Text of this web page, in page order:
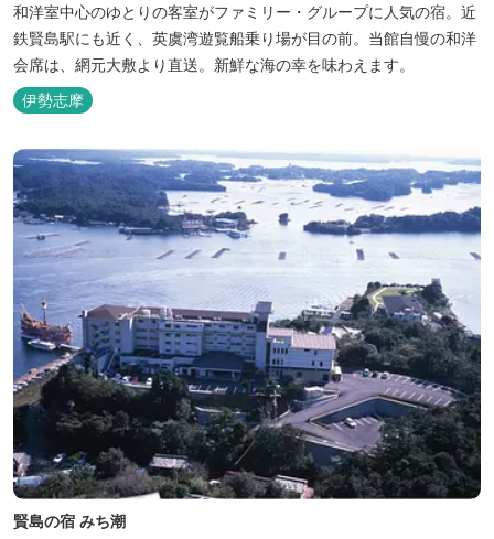
和洋室中心のゆとりの客室がファミリー・グループに人気の宿。近
鉄賢島駅にも近く、英虞湾遊覧船乗り場が目の前。当館自慢の和洋
会席は、網元大敷より直送。新鮮な海の幸を味わえます。
伊勢志摩
賢島の宿 みち潮